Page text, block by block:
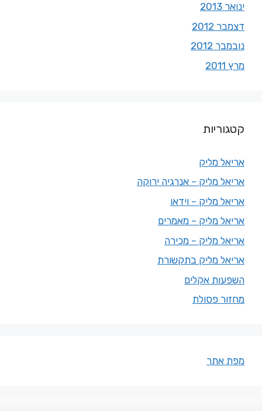
ינואר 2013
דצמבר 2012
נובמבר 2012
מרץ 2011
קטגוריות
אריאל מליק
אריאל מליק – אנרגיה ירוקה
אריאל מליק – וידאו
אריאל מליק – מאמרים
אריאל מליק – מכירה
אריאל מליק בתקשורת
השפעות אקלים
מחזור פסולת
מפת אתר